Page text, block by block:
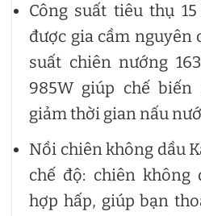
Công suất tiêu thụ
được gia cầm nguyên
suất chiên nướng
985W giúp chế
giảm thời gian nấu
Nồi chiên không dầu
chế độ: chiên không
hợp hấp, giúp bạn